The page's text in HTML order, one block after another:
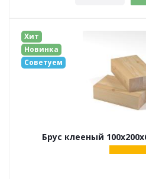
Хит
Новинка
Советуем
Брус клееный